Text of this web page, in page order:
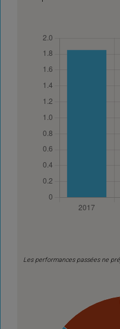
Les performances passées ne